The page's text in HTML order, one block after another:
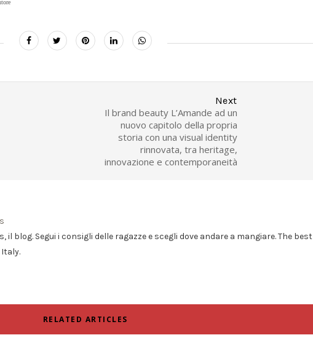
Next
Il brand beauty L’Amande ad un
nuovo capitolo della propria
storia con una visual identity
rinnovata, tra heritage,
innovazione e contemporaneità
il blog. Segui i consigli delle ragazze e scegli dove andare a mangiare. The best
RELATED ARTICLES